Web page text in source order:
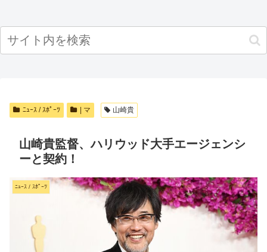
ﾆｭｰｽ / ｽﾎﾟｰﾂ | マ 山崎貴
山崎貴監督、ハリウッド大手エージェンシ
ーと契約！
ﾆｭｰｽ / ｽﾎﾟｰﾂ